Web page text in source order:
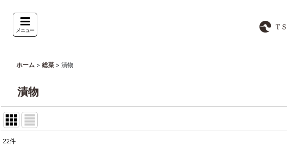
メニュー
ホーム > 総菜 > 漬物
漬物
22件